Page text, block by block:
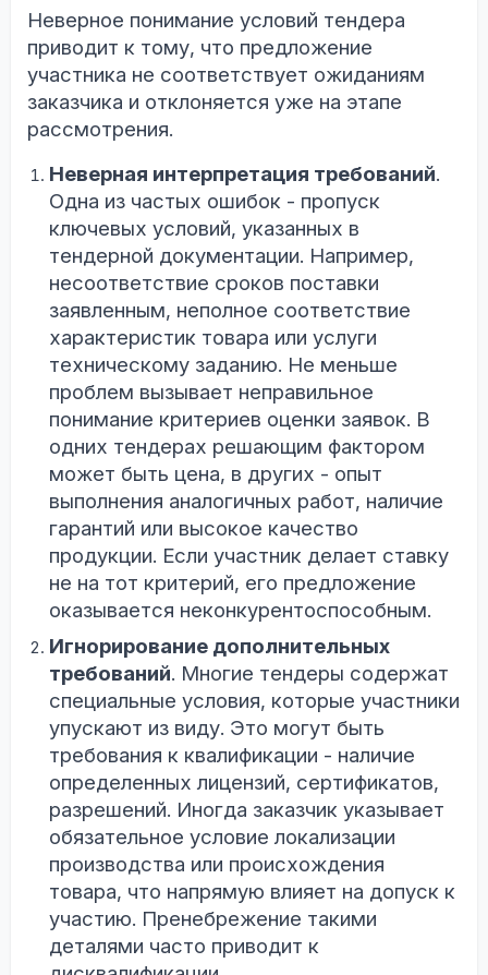
Неверное понимание условий тендера
приводит к тому, что предложение
участника не соответствует ожиданиям
заказчика и отклоняется уже на этапе
рассмотрения.
Неверная интерпретация требований.
Одна из частых ошибок - пропуск
ключевых условий, указанных в
тендерной документации. Например,
несоответствие сроков поставки
заявленным, неполное соответствие
характеристик товара или услуги
техническому заданию. Не меньше
проблем вызывает неправильное
понимание критериев оценки заявок. В
одних тендерах решающим фактором
может быть цена, в других - опыт
выполнения аналогичных работ, наличие
гарантий или высокое качество
продукции. Если участник делает ставку
не на тот критерий, его предложение
оказывается неконкурентоспособным.
Игнорирование дополнительных
требований. Многие тендеры содержат
специальные условия, которые участники
упускают из виду. Это могут быть
требования к квалификации - наличие
определенных лицензий, сертификатов,
разрешений. Иногда заказчик указывает
обязательное условие локализации
производства или происхождения
товара, что напрямую влияет на допуск к
участию. Пренебрежение такими
деталями часто приводит к